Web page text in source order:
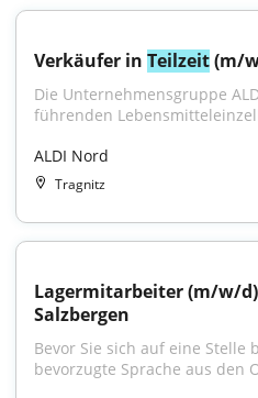
Verkäufer in Teilzeit (m/
Die Unternehmensgruppe
führenden
ALDI Nord
Tragnitz
Lagermitarbeiter (m/w/
Salzbergen
Bevor Sie sich auf eine Stelle
bevorzugte Sprache aus den